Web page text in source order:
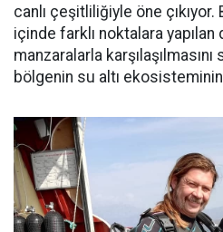
canlı çeşitliliğiyle öne çıkıyor.
içinde farklı noktalara
manzaralarla
bölgenin su altı